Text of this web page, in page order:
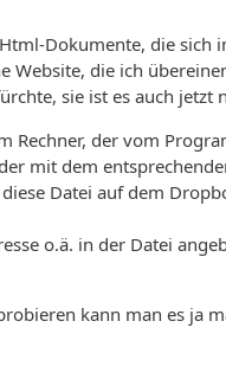
Dokumente, die sich
die ich
sie ist es auch jetzt
Rechner, der vom
mit dem
Datei auf dem
o.ä. in der Datei
kann man es ja